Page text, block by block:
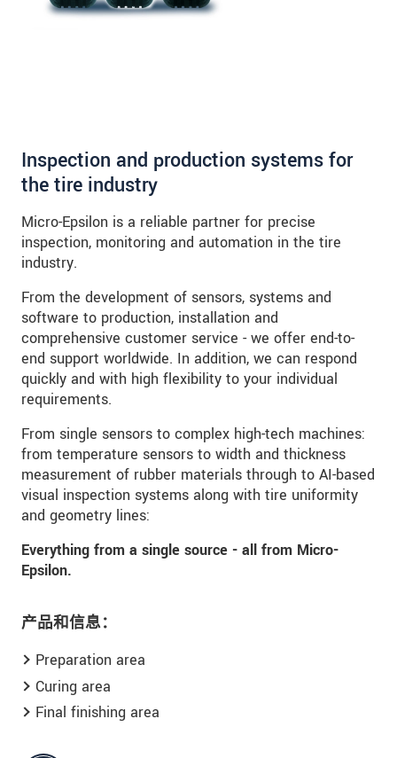
Inspection and production systems for
the tire industry
Micro-Epsilon is a reliable partner for precise
inspection, monitoring and automation in the tire
industry.
From the development of sensors, systems and
software to production, installation and
comprehensive customer service - we offer end-to-
end support worldwide. In addition, we can respond
quickly and with high flexibility to your individual
requirements.
From single sensors to complex high-tech machines:
from temperature sensors to width and thickness
measurement of rubber materials through to AI-based
visual inspection systems along with tire uniformity
and geometry lines:
Everything from a single source - all from Micro-
Epsilon.
产品和信息：
Preparation area
Curing area
Final finishing area